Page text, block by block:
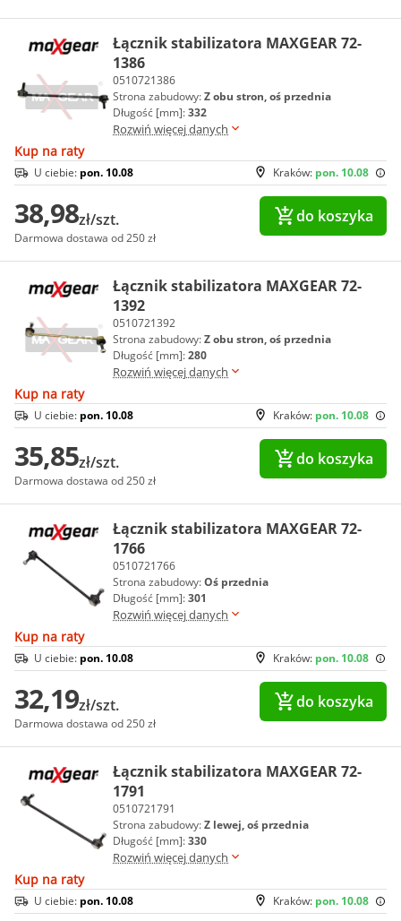
Łącznik stabilizatora MAXGEAR 72-
1386
0510721386
Strona zabudowy:Z obu stron, oś przednia
Długość [mm]:332
Rozwiń więcej danych
Kup na raty
Kraków: pon. 10.08
U ciebie: pon. 10.08
38,98zł/szt.
Darmowa dostawa od 250 zł
do koszyka
Łącznik stabilizatora MAXGEAR 72-
1392
0510721392
Strona zabudowy:Z obu stron, oś przednia
Długość [mm]:280
Rozwiń więcej danych
Kup na raty
Kraków: pon. 10.08
U ciebie: pon. 10.08
35,85zł/szt.
Darmowa dostawa od 250 zł
do koszyka
Łącznik stabilizatora MAXGEAR 72-
1766
0510721766
Strona zabudowy:Oś przednia
Długość [mm]:301
Rozwiń więcej danych
Kup na raty
Kraków: pon. 10.08
U ciebie: pon. 10.08
32,19zł/szt.
Darmowa dostawa od 250 zł
do koszyka
Łącznik stabilizatora MAXGEAR 72-
1791
0510721791
Strona zabudowy:Z lewej, oś przednia
Długość [mm]:330
Rozwiń więcej danych
Kup na raty
Kraków: pon. 10.08
U ciebie: pon. 10.08